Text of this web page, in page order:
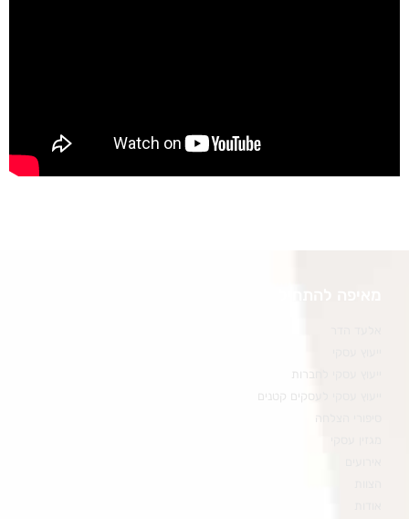
ייעוץ עסקי לחברות
ייעוץ עסקי לעסקים קטנים
סיפורי הצלחה